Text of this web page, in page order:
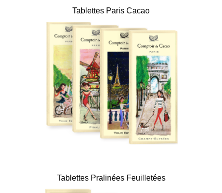
Tablettes Paris Cacao
Tablettes Pralinées Feuilletées